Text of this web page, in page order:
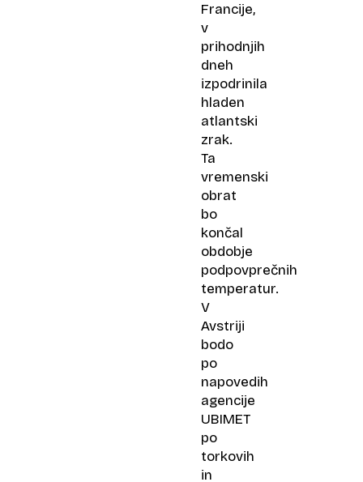
Francije,
v
prihodnjih
dneh
izpodrinila
hladen
atlantski
zrak.
Ta
vremenski
obrat
bo
končal
obdobje
podpovprečnih
temperatur.
V
Avstriji
bodo
po
napovedih
agencije
UBIMET
po
torkovih
in